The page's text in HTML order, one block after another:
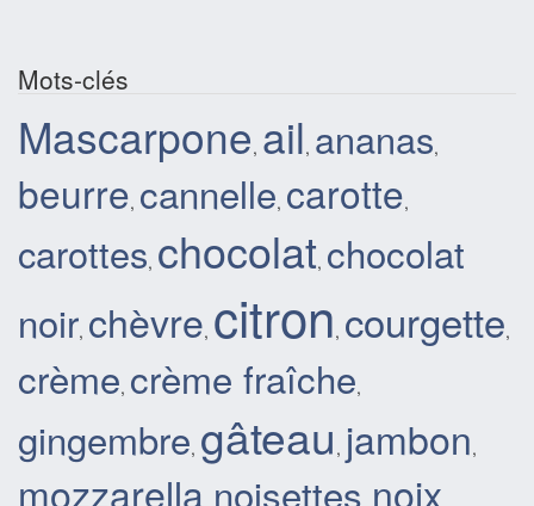
Mots-clés
Mascarpone, ail, ananas,
beurre, cannelle, carotte,
carottes, chocolat, chocolat
noir, chèvre, citron, courgette,
crème, crème fraîche,
gingembre, gâteau , jambon,
mozzarella noisettes noix